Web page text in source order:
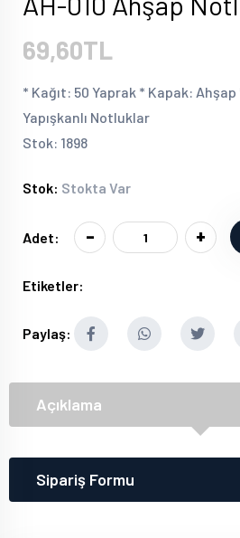
69,60TL
* Kağıt: 50 Yaprak * Kapak:
Yapışkanlı Notluklar
Stok: 1898
Stok: Stokta Var
Adet: - +
Etiketler:
Paylaş:
Açıklama
Sipariş Formu